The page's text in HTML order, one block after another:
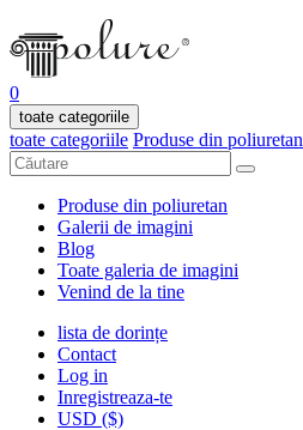
0
toate categoriile
toate categoriile Produse din poliuretan
Produse din poliuretan
Galerii de imagini
Blog
Toate galeria de imagini
Venind de la tine
lista de dorințe
Contact
Log in
Inregistreaza-te
USD ($)